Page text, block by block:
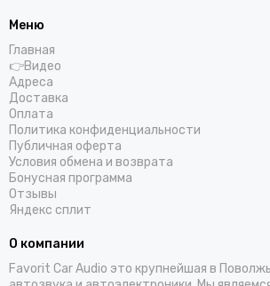
Меню
Главная
👉Видео
Адреса
Доставка
Оплата
Политика конфиденциальности
Публичная оферта
Условия обмена и возврата
Бонусная программа
Отзывы
Яндекс сплит
О компании
Favorit Car Audio это крупнейшая в